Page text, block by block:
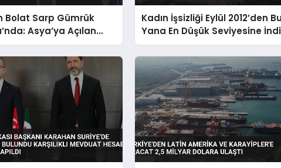
Bolat Sarp Gümrük
Asya’ya Açılan
Koridor
Kadın İşsizliği Eylül 2012’den
Yana En Düşük Seviyesine İndi